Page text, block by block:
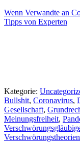
Wenn Verwandte an
Tipps von Experten
Kategorie:
Bullshit, Coronavirus,
Gesellschaft,
Meinungsfreiheit,
Verschwörungstheorien